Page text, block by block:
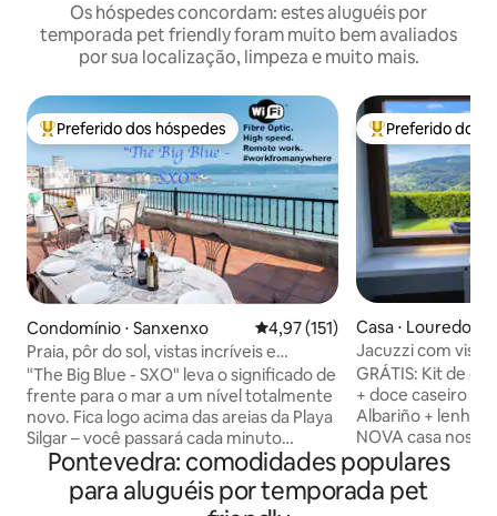
Os hóspedes concordam: estes aluguéis por
temporada pet friendly foram muito bem avaliados
por sua localização, limpeza e muito mais.
Entre os melhores preferidos dos hóspedes
Preferido dos hóspedes
Condomínio ⋅ Sanxenxo 4,97 de uma avaliação média de
4,97 (151)
Praia, pôr do sol, vistas incríveis e
decoração
"The Big Blue - SXO" leva o significado de
frente para o mar a um nível totalmente
novo. Fica logo acima das areias da Playa
Silgar – você passará cada minuto
absorvendo a paisagem. As manhãs
começam com uma xícara de café no
terraço, ouvindo as ondas e observando
Entre os
Preferido dos
Casa ⋅ Louredo
Jacuzzi com vista
em Vigo Rural,
GRÁTIS: Kit de
+ doce caseiro +
Albariño + lenha
NOVA casa nos
casa de 55 m. A
privativo apenas
200 m,
Pontevedra: comodidades populares
para aluguéis por temporada pet